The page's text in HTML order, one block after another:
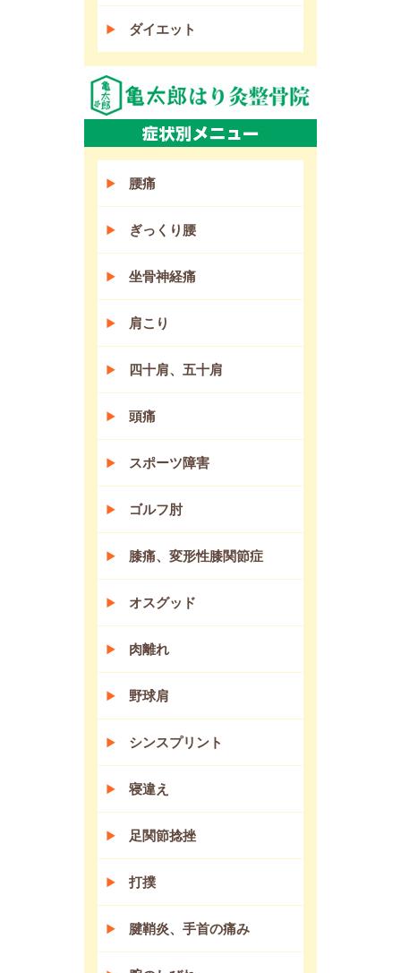
ダイエット
腰痛
ぎっくり腰
坐骨神経痛
肩こり
四十肩、五十肩
頭痛
スポーツ障害
ゴルフ肘
膝痛、変形性膝関節症
オスグッド
肉離れ
野球肩
シンスプリント
寝違え
足関節捻挫
打撲
腱鞘炎、手首の痛み